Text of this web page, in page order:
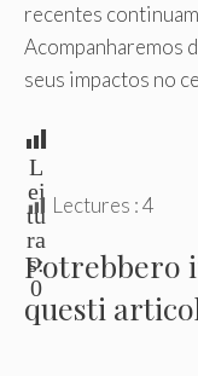
recentes
Acompanharemos
seus impactos no
L
ei
tu
ra
s:
0
Lectures :4
Potrebbero
questi